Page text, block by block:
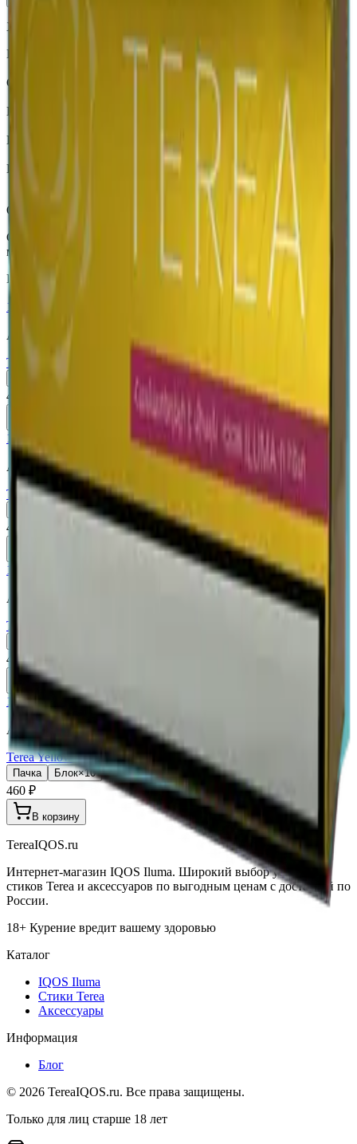
Характеристики
Бренд
Страна
Крепость
Капсула
Вкусы
Описание
Стики TEREA Oasis Pearl для IQOS ILУМА — сочетание
ментолового охлаждения и насыщенного аромата маракуйи.
Похожие товары
18+
Армения (AM)
Terea Sienna AM
Блок×10
460 ₽
18+ Мне исполнилось 18 лет
Армения (AM)
Terea Purple Wave AM
Блок×10
460 ₽
18+
Армения (AM)
Terea Turquoise AM
460 ₽
В корзину
18+ Мне исполнилось 18 лет
Армения (AM)
Terea Yellow AM
Пачка Блок×10
460 ₽
В корзину
TereaIQOS.ru
Интернет-магазин IQOS Iluma. Широкий выбор устройств,
стиков Terea и аксессуаров по выгодным ценам с доставкой по
России.
18+ Курение вредит вашему здоровью
Каталог
IQOS Iluma
Стики Terea
Аксессуары
Информация
Блог
© 2026 TereaIQOS.ru. Все права защищены.
Только для лиц старше 18 лет